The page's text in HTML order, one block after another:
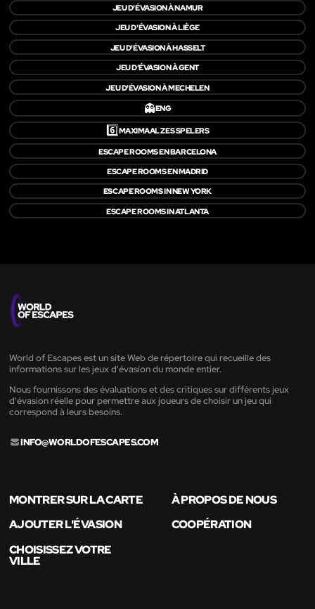
JEU D'ÉVASION À NAMUR
JEU D'ÉVASION À LIÈGE
JEU D'ÉVASION À HASSELT
JEU D'ÉVASION À GENT
JEU D'ÉVASION À MECHELEN
👻ENG
6️⃣MAXIMAAL ZES SPELERS
ESCAPE ROOMS EN BARCELONA
ESCAPE ROOMS EN MADRID
ESCAPE ROOMS IN NEW YORK
ESCAPE ROOMS IN ATLANTA
World of Escapes est un site Web de répertoire qui recueille des
informations sur les jeux d'évasion du monde entier.
Nous fournissons des évaluations et des critiques sur différents jeux
d'évasion réelle pour permettre aux joueurs de choisir un jeu qui
correspond à leurs besoins.
INFO@WORLDOFESCAPES.COM
MONTRER SUR LA CARTE
À PROPOS DE NOUS
AJOUTER L'ÉVASION
COOPÉRATION
CHOISISSEZ VOTRE
VILLE